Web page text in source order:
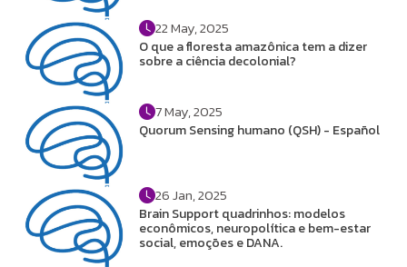
22 May, 2025
O que a floresta amazônica tem a dizer
sobre a ciência decolonial?
7 May, 2025
Quorum Sensing humano (QSH) - Español
26 Jan, 2025
Brain Support quadrinhos: modelos
econômicos, neuropolítica e bem-estar
social, emoções e DANA.